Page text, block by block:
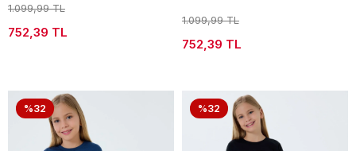
1.099,99 TL
752,39 TL
1.099,99 TL
752,39 TL
%32 %32